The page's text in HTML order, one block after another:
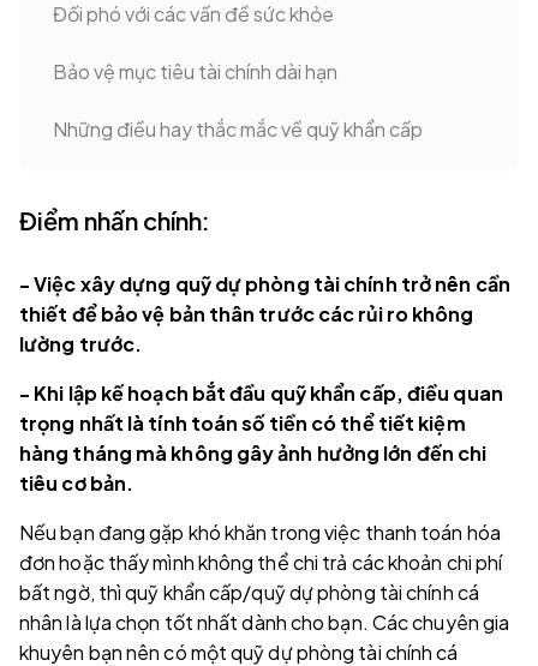
Đối phó với các vấn đề sức khỏe
Bảo vệ mục tiêu tài chính dài hạn
Những điều hay thắc mắc về quỹ khẩn cấp
Điểm nhấn chính:
- Việc xây dựng quỹ dự phòng tài chính trở nên cần
thiết để bảo vệ bản thân trước các rủi ro không
lường trước.
- Khi lập kế hoạch bắt đầu quỹ khẩn cấp, điều quan
trọng nhất là tính toán số tiền có thể tiết kiệm
hàng tháng mà không gây ảnh hưởng lớn đến chi
tiêu cơ bản.
Nếu bạn đang gặp khó khăn trong việc thanh toán hóa
đơn hoặc thấy mình không thể chi trả các khoản chi phí
bất ngờ, thì quỹ khẩn cấp/quỹ dự phòng tài chính cá
nhân là lựa chọn tốt nhất dành cho bạn. Các chuyên gia
khuyên bạn nên có một quỹ dự phòng tài chính cá